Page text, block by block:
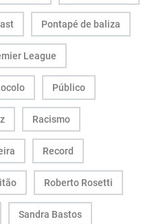
Pontapé de baliza
League
Público
Racismo
Record
Roberto Rosetti
Sandra Bastos